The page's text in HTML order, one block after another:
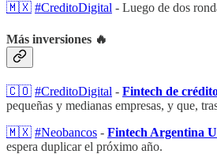
🇲🇽 #CreditoDigital - Luego de dos
Más inversiones 🔥
🇨🇴 #CreditoDigital - Fintech de
pequeñas y medianas empresas, y que,
🇲🇽 #Neobancos - Fintech Argentina
espera duplicar el próximo año.